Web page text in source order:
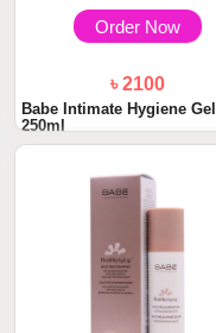
Order Now
৳ 2100
Babe Intimate Hygiene Gel
250ml